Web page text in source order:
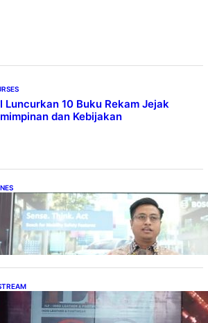
Luncurkan 10 Buku Rekam Jejak
dan Kebijakan
Keselamatan, Penentu Baru
Industri Otomotif
Peluang Usaha bagi IKM Alas Kaki